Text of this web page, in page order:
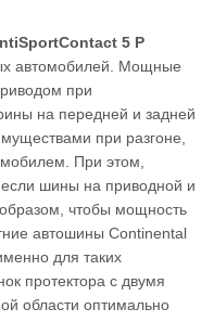
5 P
автомобилей. Мощные
при
на передней и задней
при разгоне,
При этом,
шины на приводной и
чтобы мощность
автошины Continental
для таких
протектора с двумя
области оптимально